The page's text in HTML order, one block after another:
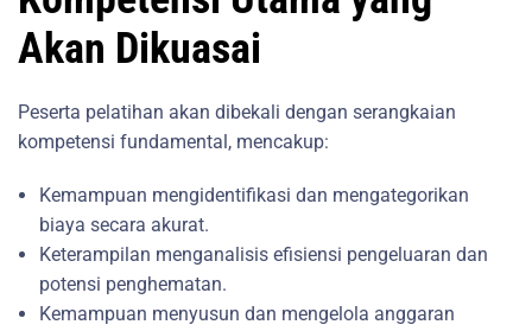
Akan Dikuasai
Peserta pelatihan akan dibekali dengan serangkaian
kompetensi fundamental, mencakup:
Kemampuan mengidentifikasi dan mengategorikan
biaya secara akurat.
Keterampilan menganalisis efisiensi pengeluaran dan
potensi penghematan.
Kemampuan menyusun dan mengelola anggaran